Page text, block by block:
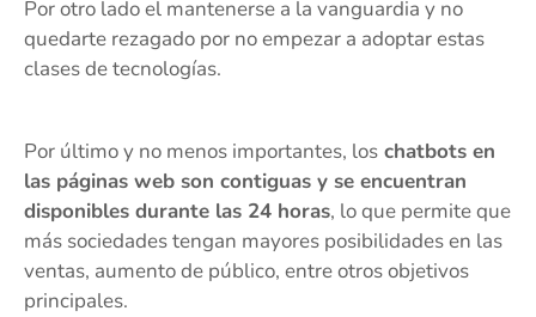
Por otro lado el mantenerse a la vanguardia y no
quedarte rezagado por no empezar a adoptar estas
clases de tecnologías.
Por último y no menos importantes, los chatbots en
las páginas web son contiguas y se encuentran
disponibles durante las 24 horas, lo que permite que
más sociedades tengan mayores posibilidades en las
ventas, aumento de público, entre otros objetivos
principales.